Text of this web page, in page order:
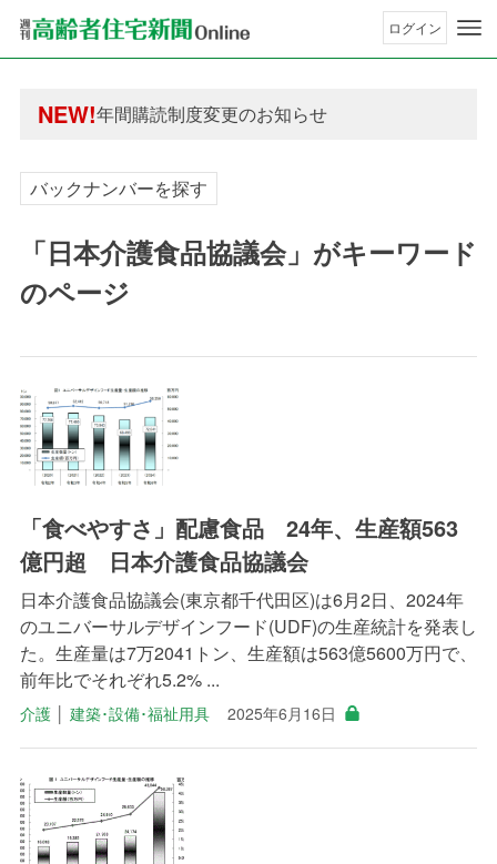
ログイン
NEW!年間購読制度変更のお知らせ
高齢者住宅新聞 無料会員の皆様へ閲覧本数変更
バックナンバーを探す
「日本介護食品協議会」がキーワード
のページ
「食べやすさ」配慮食品 24年、生産額563
億円超 日本介護食品協議会
日本介護食品協議会(東京都千代田区)は6月2日、2024年
のユニバーサルデザインフード(UDF)の生産統計を発表し
た。生産量は7万2041トン、生産額は563億5600万円で、
前年比でそれぞれ5.2% ...
介護│ 建築･設備･福祉用具 2025年6月16日